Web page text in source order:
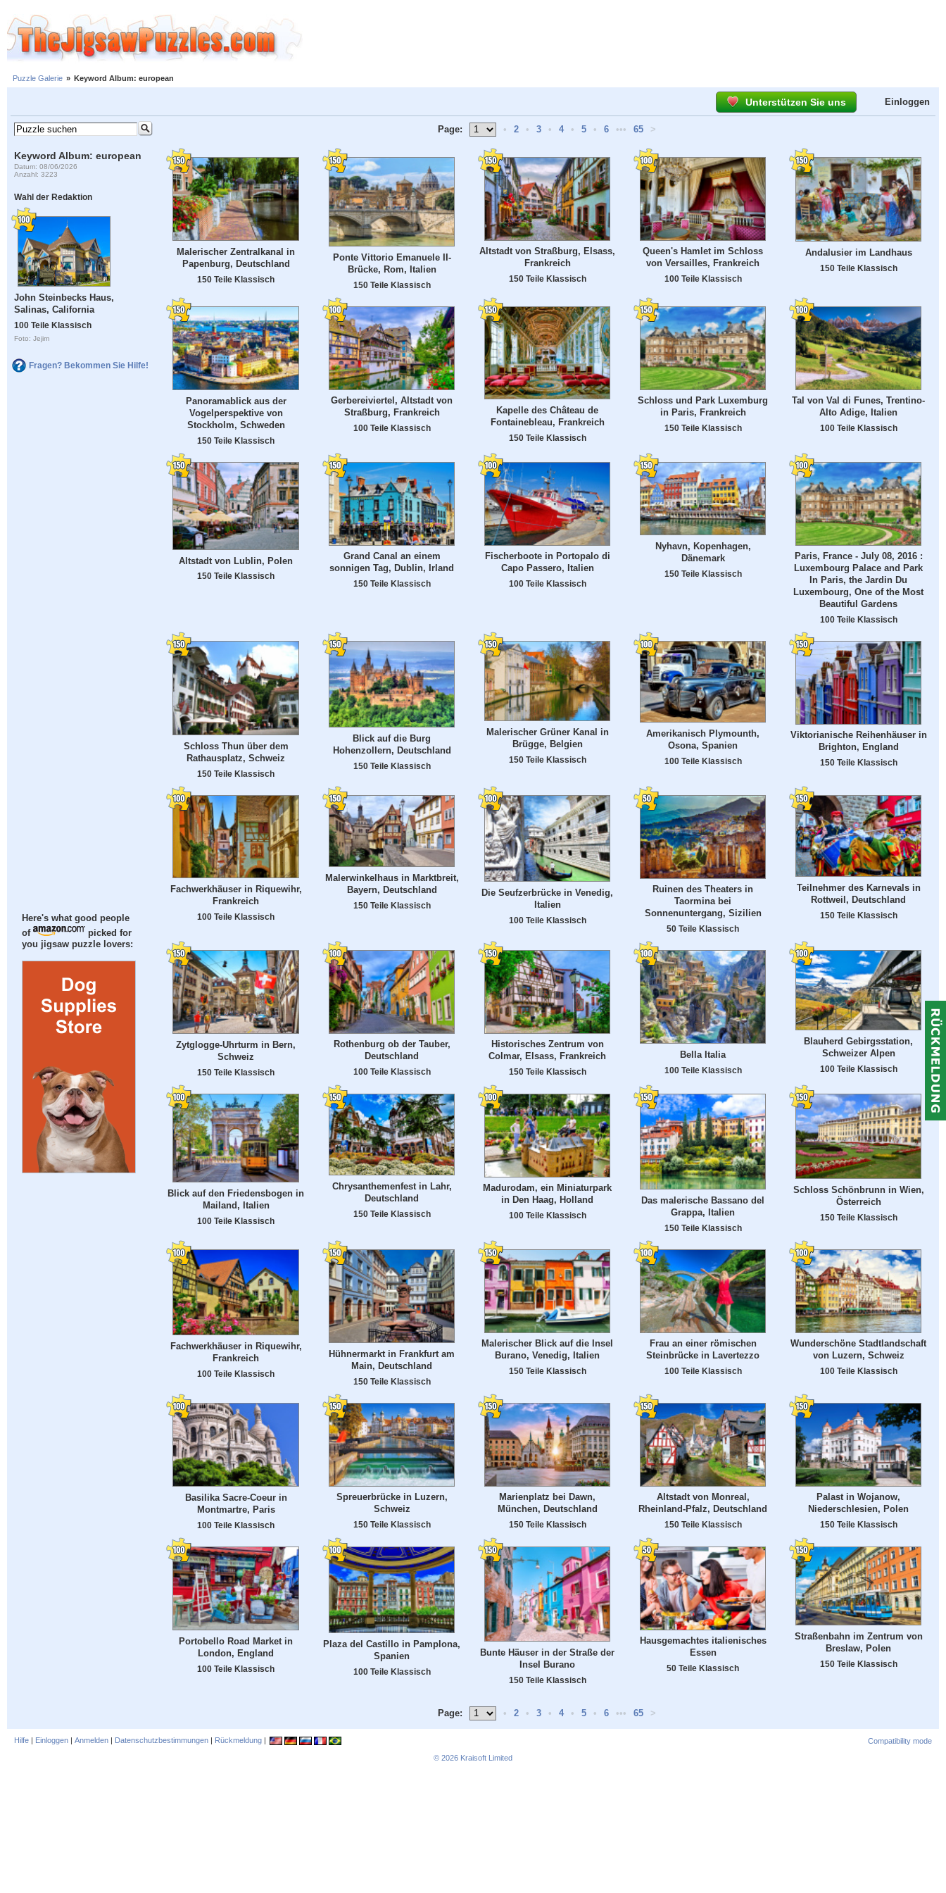
Puzzle Galerie » Keyword Album: european
Unterstützen Sie uns Einloggen
Keyword Album: european
Datum: 08/06/2026
Anzahl: 3223
Wahl der Redaktion
John Steinbecks Haus,
Salinas, California
100 Teile Klassisch
Foto: Jejim
Fragen? Bekommen Sie Hilfe!
Here's what good people
of
picked for
you jigsaw puzzle lovers:
Page: • 2 • 3 • 4 • 5 • 6 ••• 65 >
Malerischer Zentralkanal in
Papenburg, Deutschland
150 Teile Klassisch
Ponte Vittorio Emanuele II-
Brücke, Rom, Italien
150 Teile Klassisch
Altstadt von Straßburg, Elsass,
Frankreich
150 Teile Klassisch
Queen's Hamlet im Schloss
von Versailles, Frankreich
100 Teile Klassisch
Andalusier im Landhaus
150 Teile Klassisch
Panoramablick aus der
Vogelperspektive von
Stockholm, Schweden
150 Teile Klassisch
Gerbereiviertel, Altstadt von
Straßburg, Frankreich
100 Teile Klassisch
Kapelle des Château de
Fontainebleau, Frankreich
150 Teile Klassisch
Schloss und Park Luxemburg
in Paris, Frankreich
150 Teile Klassisch
Tal von Val di Funes, Trentino-
Alto Adige, Italien
100 Teile Klassisch
Altstadt von Lublin, Polen
150 Teile Klassisch
Grand Canal an einem
sonnigen Tag, Dublin, Irland
150 Teile Klassisch
Fischerboote in Portopalo di
Capo Passero, Italien
100 Teile Klassisch
Nyhavn, Kopenhagen,
Dänemark
150 Teile Klassisch
Paris, France - July 08, 2016 :
Luxembourg Palace and Park
In Paris, the Jardin Du
Luxembourg, One of the Most
Beautiful Gardens
100 Teile Klassisch
Schloss Thun über dem
Rathausplatz, Schweiz
150 Teile Klassisch
Blick auf die Burg
Hohenzollern, Deutschland
150 Teile Klassisch
Malerischer Grüner Kanal in
Brügge, Belgien
150 Teile Klassisch
Amerikanisch Plymounth,
Osona, Spanien
100 Teile Klassisch
Viktorianische Reihenhäuser in
Brighton, England
150 Teile Klassisch
Fachwerkhäuser in Riquewihr,
Frankreich
100 Teile Klassisch
Malerwinkelhaus in Marktbreit,
Bayern, Deutschland
150 Teile Klassisch
Die Seufzerbrücke in Venedig,
Italien
100 Teile Klassisch
Ruinen des Theaters in
Taormina bei
Sonnenuntergang, Sizilien
50 Teile Klassisch
Teilnehmer des Karnevals in
Rottweil, Deutschland
150 Teile Klassisch
Zytglogge-Uhrturm in Bern,
Schweiz
150 Teile Klassisch
Rothenburg ob der Tauber,
Deutschland
100 Teile Klassisch
Historisches Zentrum von
Colmar, Elsass, Frankreich
150 Teile Klassisch
Bella Italia
100 Teile Klassisch
Blauherd Gebirgsstation,
Schweizer Alpen
100 Teile Klassisch
Blick auf den Friedensbogen in
Mailand, Italien
100 Teile Klassisch
Chrysanthemenfest in Lahr,
Deutschland
150 Teile Klassisch
Madurodam, ein Miniaturpark
in Den Haag, Holland
100 Teile Klassisch
Das malerische Bassano del
Grappa, Italien
150 Teile Klassisch
Schloss Schönbrunn in Wien,
Österreich
150 Teile Klassisch
Fachwerkhäuser in Riquewihr,
Frankreich
100 Teile Klassisch
Hühnermarkt in Frankfurt am
Main, Deutschland
150 Teile Klassisch
Malerischer Blick auf die Insel
Burano, Venedig, Italien
150 Teile Klassisch
Frau an einer römischen
Steinbrücke in Lavertezzo
100 Teile Klassisch
Wunderschöne Stadtlandschaft
von Luzern, Schweiz
100 Teile Klassisch
Basilika Sacre-Coeur in
Montmartre, Paris
100 Teile Klassisch
Spreuerbrücke in Luzern,
Schweiz
150 Teile Klassisch
Marienplatz bei Dawn,
München, Deutschland
150 Teile Klassisch
Altstadt von Monreal,
Rheinland-Pfalz, Deutschland
150 Teile Klassisch
Palast in Wojanow,
Niederschlesien, Polen
150 Teile Klassisch
Portobello Road Market in
London, England
100 Teile Klassisch
Plaza del Castillo in Pamplona,
Spanien
100 Teile Klassisch
Bunte Häuser in der Straße der
Insel Burano
150 Teile Klassisch
Hausgemachtes italienisches
Essen
50 Teile Klassisch
Straßenbahn im Zentrum von
Breslaw, Polen
150 Teile Klassisch
Page: • 2 • 3 • 4 • 5 • 6 ••• 65 >
Hilfe | Einloggen | Anmelden | Datenschutzbestimmungen | Rückmeldung |
Compatibility mode
© 2026 Kraisoft Limited